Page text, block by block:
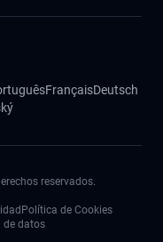
FrançaisDeutsch
reservados.
Política de Cookies
de datos